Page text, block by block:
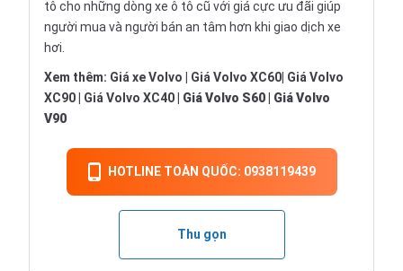
tô cho những dòng xe ô tô cũ với giá cực ưu đãi giúp
người mua và người bán an tâm hơn khi giao dịch xe
hơi.
Xem thêm: Giá xe Volvo Giá Volvo XC60 Giá Volvo
XC90
Giá Volvo XC40 Giá Volvo S60
Giá Volvo
V90
HOTLINE TOÀN QUỐC: 0938119439
Thu gọn